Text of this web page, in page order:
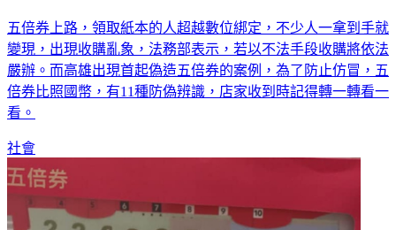
五倍券上路，領取紙本的人超越數位綁定，不少人一拿到手就
變現，出現收購亂象，法務部表示，若以不法手段收購將依法
嚴辦。而高雄出現首起偽造五倍券的案例，為了防止仿冒，五
倍券比照國幣，有11種防偽辨識，店家收到時記得轉一轉看一
看。
社會